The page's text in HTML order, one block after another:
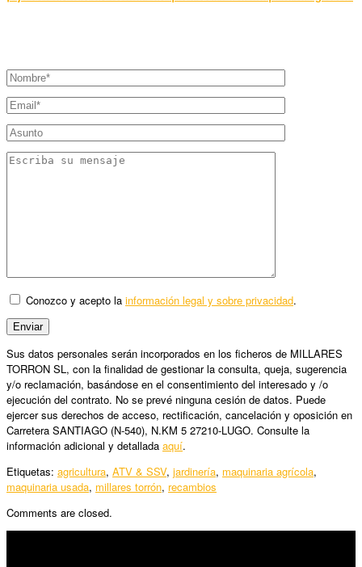
Conozco y acepto la información legal y sobre privacidad.
Sus datos personales serán incorporados en los ficheros de MILLARES
TORRON SL, con la finalidad de gestionar la consulta, queja, sugerencia
y/o reclamación, basándose en el consentimiento del interesado y /o
ejecución del contrato. No se prevé ninguna cesión de datos. Puede
ejercer sus derechos de acceso, rectificación, cancelación y oposición en
Carretera SANTIAGO (N-540), N.KM 5 27210-LUGO. Consulte la
información adicional y detallada aquí.
Etiquetas: agricultura, ATV & SSV, jardinería, maquinaria agrícola,
maquinaria usada, millares torrón, recambios
Comments are closed.